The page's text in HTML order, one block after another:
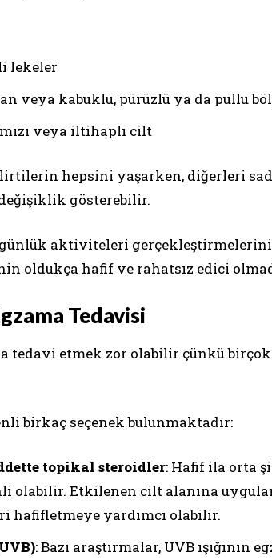
lekeler
veya kabuklu, pürüzlü ya da pullu
veya iltihaplı cilt
hepsini yaşarken, diğerleri
gösterebilir.
günlük aktiviteleri
oldukça hafif ve rahatsız edici
Tedavisi
tedavi etmek zor olabilir çünkü
birkaç seçenek bulunmaktadır:
topikal steroidler: Hafif ila orta
olabilir. Etkilenen cilt alanına
hafifletmeye yardımcı olabilir.
: Bazı araştırmalar, UVB